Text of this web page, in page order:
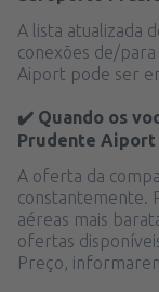
A lista atualizada
conexões de/
Aiport pode ser
✔️ Quando os
Prudente Aiport
A oferta da
constantemente.
aéreas mais
ofertas
Preço,